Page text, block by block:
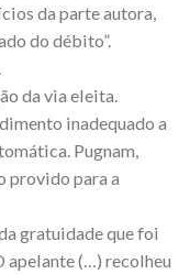
da parte autora,
do débito”.
da via eleita.
inadequado a
Pugnam,
provido para a
gratuidade que foi
apelante (…) recolheu